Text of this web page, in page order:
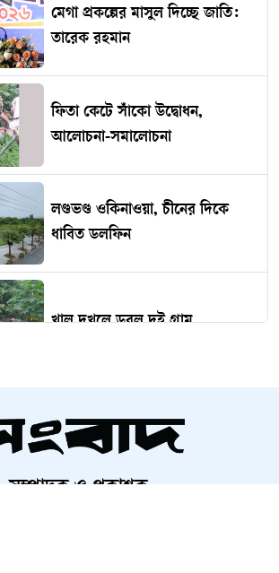
মেগা প্রকল্পের মাসুল দিচ্ছে জাতি:
তারেক রহমান
ফিতা কেটে সাঁকো উদ্বোধন,
আলোচনা-সমালোচনা
লণ্ডভণ্ড ওকিনাওয়া, চীনের দিকে
ধাবিত ডলফিন
খাল দখলে ডুবল দুই গ্রাম
মেম্বার প্রার্থী
সম্পাদক ও প্রকাশক